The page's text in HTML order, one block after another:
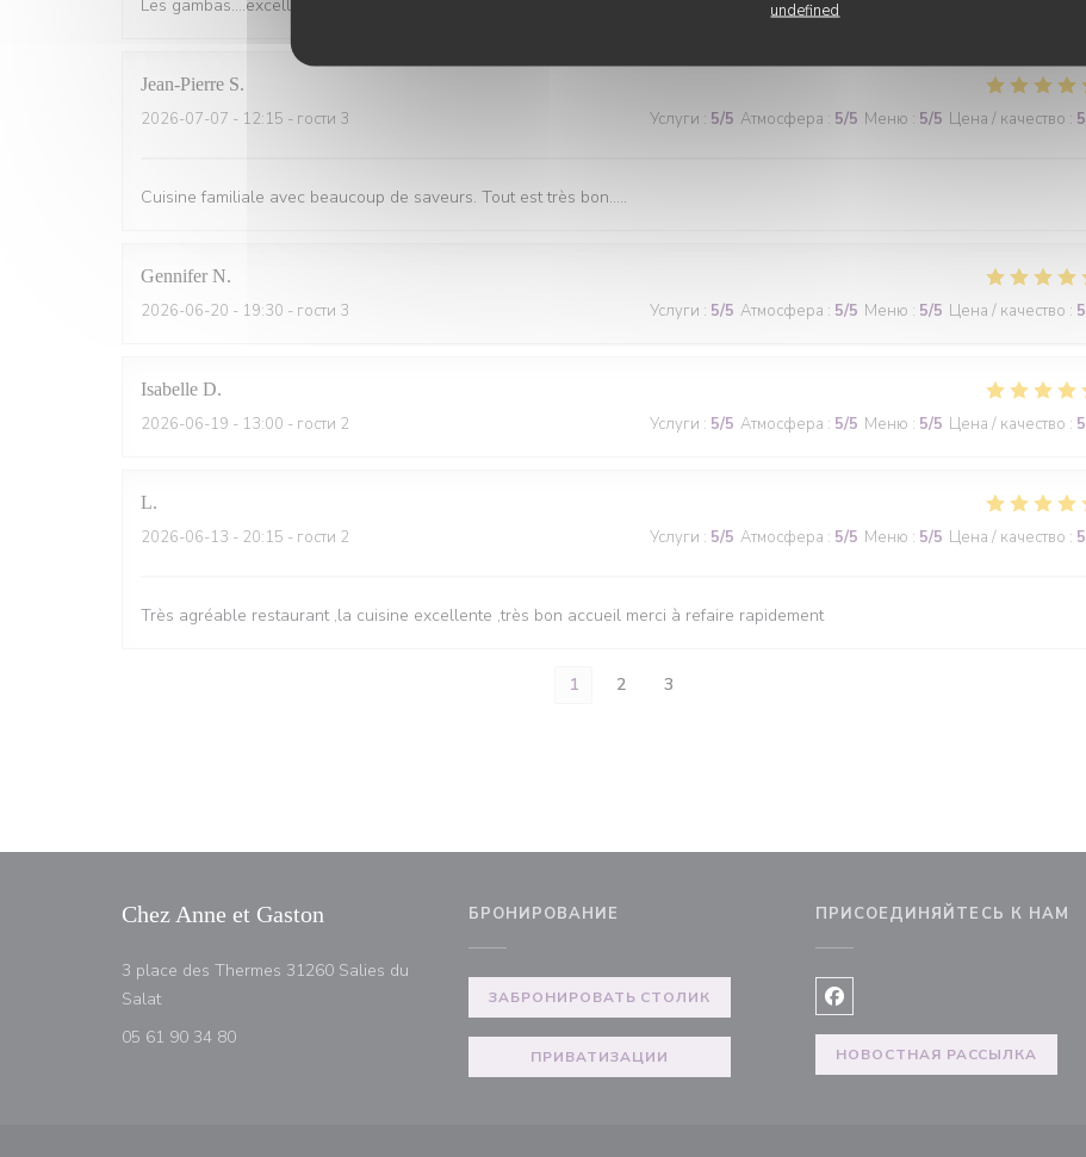
undefined
Les gambas….excellent 5 étoiles et copieux top
Jean-Pierre S
2026-07-07 - 12:15 - гости 3 Услуги : 5/5 Атмосфера : 5/5 Меню : 5/5 Цена / качество : 5
Cuisine familiale avec beaucoup de saveurs. Tout est très bon.....
Gennifer N
2026-06-20 - 19:30 - гости 3 Услуги : 5/5 Атмосфера : 5/5 Меню : 5/5 Цена / качество : 5
Isabelle D
2026-06-19 - 13:00 - гости 2 Услуги : 5/5 Атмосфера : 5/5 Меню : 5/5 Цена / качество : 5
L
2026-06-13 - 20:15 - гости 2 Услуги : 5/5 Атмосфера : 5/5 Меню : 5/5 Цена / качество : 5
Très agréable restaurant ,la cuisine excellente ,très bon accueil merci à refaire rapidement
1 2 3
Chez Anne et Gaston
3 place des Thermes 31260 Salies du
Salat((открывается в новом окне))
05 61 90 34 80
БРОНИРОВАНИЕ
ЗАБРОНИРОВАТЬ СТОЛИК
ПРИВАТИЗАЦИИ
ПРИСОЕДИНЯЙТЕСЬ К НАМ
Facebook ((открывается в
НОВОСТНАЯ РАССЫЛКА